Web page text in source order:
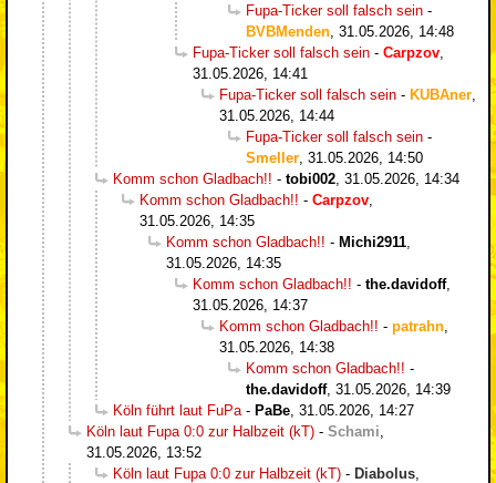
Fupa-Ticker soll falsch sein -
BVBMenden 31.05.2026, 14:48
Fupa-Ticker soll falsch sein - Carpzov
31.05.2026, 14:41
Fupa-Ticker soll falsch sein - KUBAner
31.05.2026, 14:44
Fupa-Ticker soll falsch sein -
Smeller 31.05.2026, 14:50
Komm schon Gladbach!! - tobi002 31.05.2026, 14:34
Komm schon Gladbach!! - Carpzov
31.05.2026, 14:35
Komm schon Gladbach!! - Michi2911
31.05.2026, 14:35
Komm schon Gladbach!! - the.davidoff,
31.05.2026, 14:37
Komm schon Gladbach!! - patrahn
31.05.2026, 14:38
Komm schon Gladbach!! -
the.davidoff, 31.05.2026, 14:39
Köln führt laut FuPa - PaBe 31.05.2026, 14:27
Köln laut Fupa 0:0 zur Halbzeit (kT) - Schami
31.05.2026, 13:52
Köln laut Fupa 0:0 zur Halbzeit (kT) - Diabolus